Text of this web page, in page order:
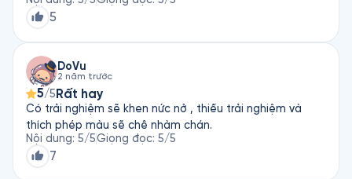
có quyết tâm làm giàu và sẵn sàng chấp nhận rủi ro
(không phải ai cũng làm được). Cuối cùng, ấn tượng
nhất: giàu có là phải đánh đổi, không có gì tự nhiên, may
mắn cả! Đa số người giàu mà tác giả biết không hạnh
phúc!
5
DoVu
2 năm trước
5/5 Rất hay
Có trải nghiệm sẽ khen nức nở , thiếu trải nghiệm và
thích phép màu sẽ chê nhàm chán.
Nội dung: 5/5Giọng đọc: 5/5
7